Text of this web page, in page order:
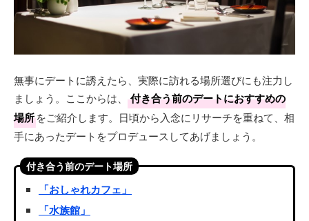
無事にデートに誘えたら、実際に訪れる場所選びにも注力し
ましょう。ここからは、
付き合う前のデートにおすすめの
場所をご紹介します。日頃から入念にリサーチを重ねて、相
手にあったデートをプロデュースしてあげましょう。
付き合う前のデート場所
「おしゃれカフェ」
「水族館」